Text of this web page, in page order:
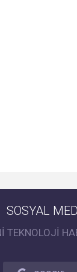
SOSYAL
TEKNOLOJİ